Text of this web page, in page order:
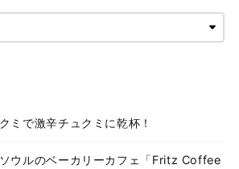
ミで激辛チュクミに乾杯！
ウルのベーカリーカフェ「Fritz Coffee